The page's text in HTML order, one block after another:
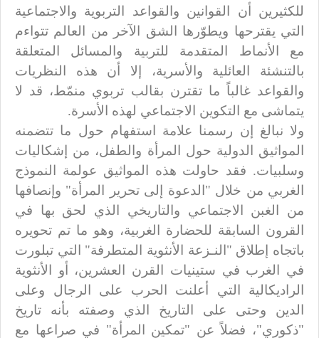
للكثيرين أن القوانين والقواعد التربوية والاجتماعية
التي يقترحها ويطوّرها الشق الآخر من العالم تتواءم
مع الأنماط المتقدمة للتربية والمسائل المتعلقة
بالتنشئة العائلية والأسرية، إلا أن هذه النظريات
والقواعد غالباً ما تقترن بقالب تربوي منمّط، قد لا
يتماشى مع التكوين الاجتماعي لهذه الأسرة.
ولا نبالغ إن رسمنا علامة استفهام حول ما تتضمنه
المواثيق الدولية حول المرأة والطفل، من إشكاليات
وسلبيات. فقد حاولت هذه المواثيق عولمة النموذج
الغربي من خلال "الدعوة إلى تحرير المرأة" وإنصافها
من الغبن الاجتماعي والتاريخي الذي لحق بها في
القرون السابقة للحضارة الغربية، وهو ما تم تحويره
باتجاه إطلاق "النـزعة الأنثوية المتطرفة" التي تبلورت
في الغرب في ستينيات القرن العشرين، أو الأنثوية
الراديكالية التي أعلنت الحرب على الرجال وعلى
الدين وحتى على التاريخ الذي وصفته بأنه تاريخ
"ذكوري"، فضلاً عن "تمكين المرأة" في صراعها مع